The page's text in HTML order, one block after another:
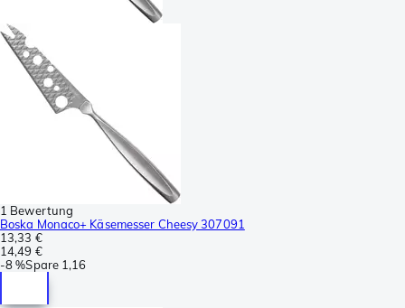
1 Bewertung
Boska Monaco+ Käsemesser Cheesy 307091
13,33 €
14,49 €
-8 %Spare 1,16